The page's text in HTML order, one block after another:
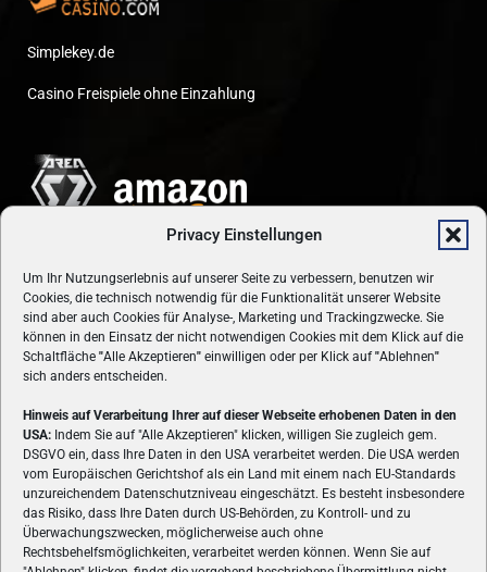
Privacy Einstellungen
Um Ihr Nutzungserlebnis auf unserer Seite zu verbessern, benutzen wir
Cookies, die technisch notwendig für die Funktionalität unserer Website
sind aber auch Cookies für Analyse-, Marketing und Trackingzwecke. Sie
können in den Einsatz der nicht notwendigen Cookies mit dem Klick auf die
Schaltfläche "Alle Akzeptieren" einwilligen oder per Klick auf"Ablehnen"
sich anders entscheiden.
Hinweis auf Verarbeitung Ihrer auf dieser Webseite erhobenen Daten in den
USA: Indem Sie auf "Alle Akzeptieren" klicken, willigen Sie zugleich gem.
DSGVO ein, dass Ihre Daten in den USA verarbeitet werden. Die USA werden
vom Europäischen Gerichtshof als ein Land mit einem nach EU-Standards
unzureichendem Datenschutzniveau eingeschätzt. Es besteht insbesondere
das Risiko, dass Ihre Daten durch US-Behörden, zu Kontroll- und zu
Überwachungszwecken, möglicherweise auch ohne
Rechtsbehelfsmöglichkeiten, verarbeitet werden können. Wenn Sie auf
Simplekey.de
Casino Freispiele ohne Einzahlung
ÜBER UNS
VON GAMERN, FÜR GAMER! Gamers.at ist das älteste Online-
Spielemagazin Österreichs und bringt täglich aktuelle News,
Reviews und Videos zu PC- und Konsolenspielen, Gaming-
Hardware und aus der Welt des e-Sport's.